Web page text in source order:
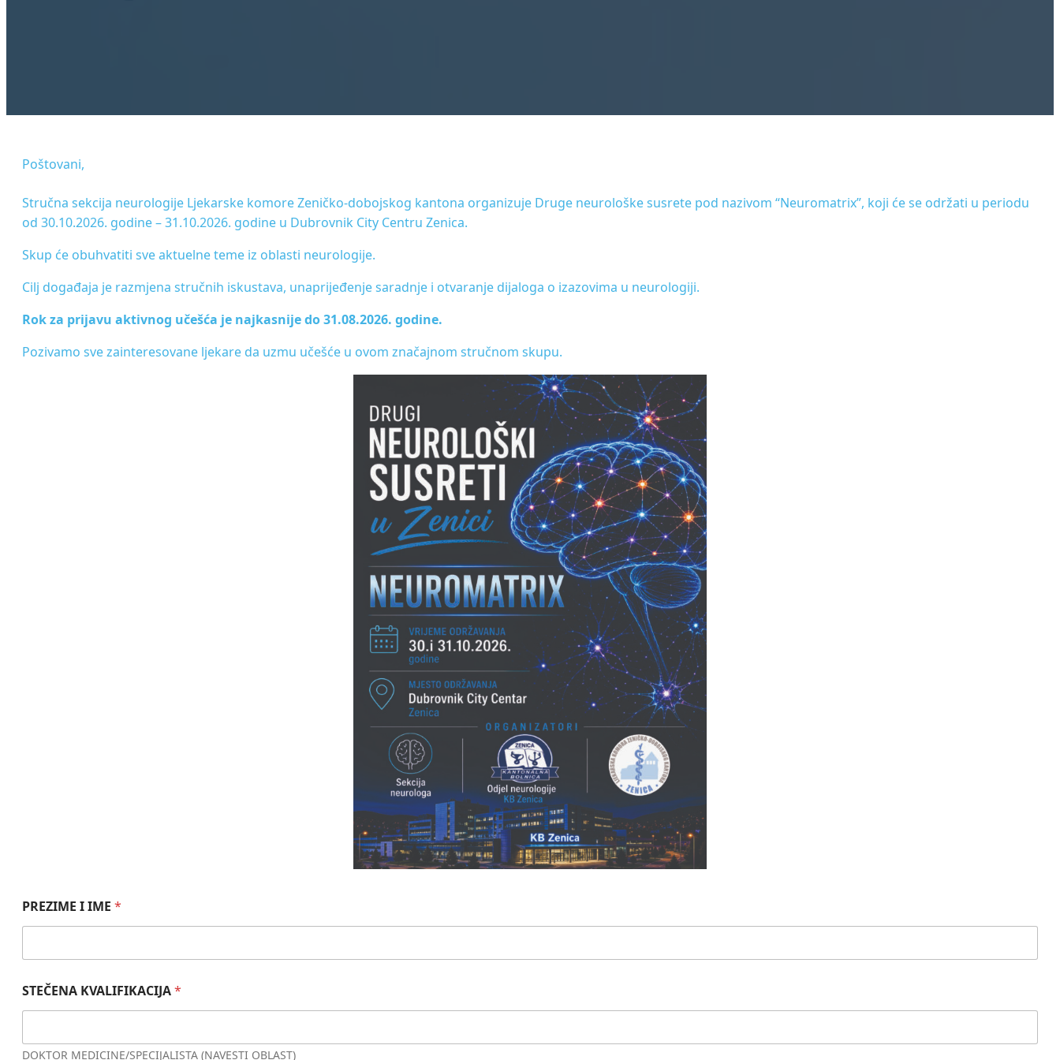
Poštovani,
Stručna sekcija neurologije Ljekarske komore Zeničko-dobojskog kantona organizuje Druge neurološke susrete pod nazivom “Neuromatrix”, koji će se održati u periodu
od 30.10.2026. godine – 31.10.2026. godine u Dubrovnik City Centru Zenica.
Skup će obuhvatiti sve aktuelne teme iz oblasti neurologije.
Cilj događaja je razmjena stručnih iskustava, unaprijeđenje saradnje i otvaranje dijaloga o izazovima u neurologiji.
Rok za prijavu aktivnog učešća je najkasnije do 31.08.2026. godine.
Pozivamo sve zainteresovane ljekare da uzmu učešće u ovom značajnom stručnom skupu.
PREZIME I IME *
STEČENA KVALIFIKACIJA*
DOKTOR MEDICINE/SPECIJALISTA (NAVESTI OBLAST)